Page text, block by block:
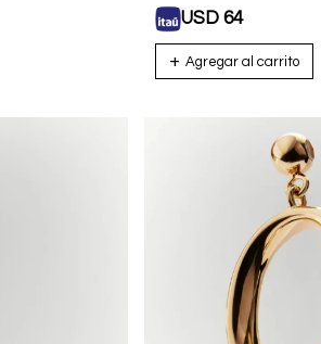
USD 64